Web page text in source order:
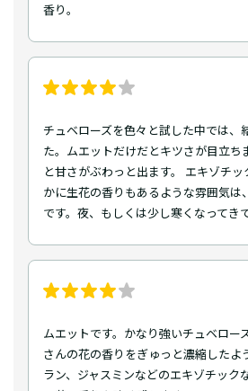
香り。
チュベローズを色々と試した中では、
た。ムエットだけだとキツさが目立ち
と甘さがぶわっと出ます。 エキゾチ
かに生花の香りもあるような雰囲気は
です。夜、もしくは少し寒くなってき
ムエットです。かなり強いチュベロー
さんの花の香りをぎゅっと濃縮したよ
ラン、ジャスミンなどのエキゾチック